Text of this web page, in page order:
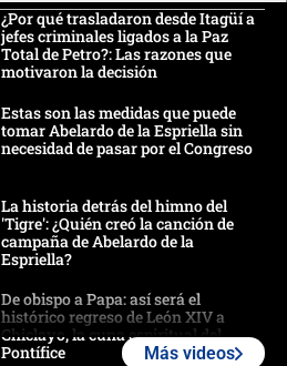
¿Por qué trasladaron desde Itagüí a
jefes criminales ligados a la Paz
Total de Petro?: Las razones que
motivaron la decisión
Estas son las medidas que puede
tomar Abelardo de la Espriella sin
necesidad de pasar por el Congreso
La historia detrás del himno del
'Tigre': ¿Quién creó la canción de
campaña de Abelardo de la
Espriella?
De obispo a Papa: así será el
histórico regreso de León XIV a
Chiclayo, la cuna espiritual del
Pontífice
Más videos